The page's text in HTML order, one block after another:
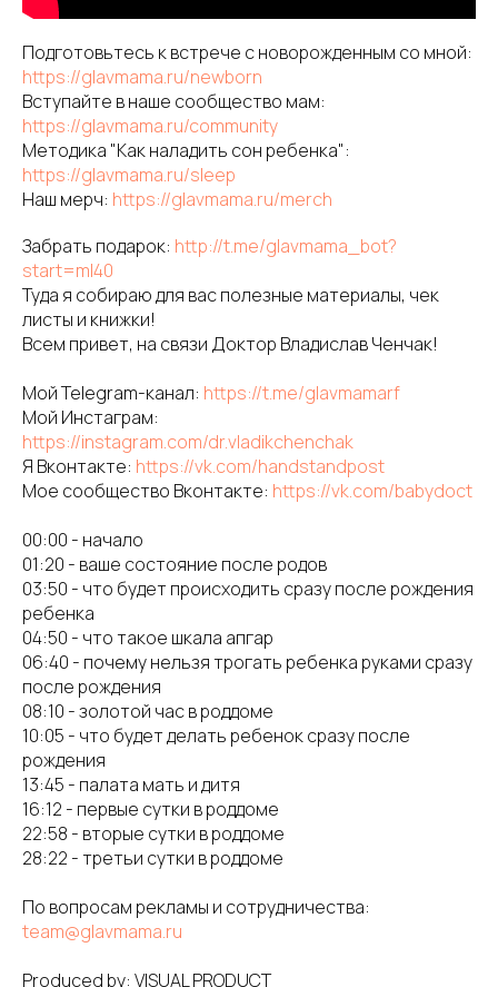
Подготовьтесь к встрече с новорожденным со мной:
https://glavmama.ru/newborn
Вступайте в наше сообщество мам:
https://glavmama.ru/community
Методика "Как наладить сон ребенка":
https://glavmama.ru/sleep
Наш мерч: https://glavmama.ru/merch
Забрать подарок: http://t.me/glavmama_bot?
start=ml40
Туда я собираю для вас полезные материалы, чек
листы и книжки!
Всем привет, на связи Доктор Владислав Ченчак!
Мой Telegram-канал: https://t.me/glavmamarf
Мой Инстаграм:
https://instagram.com/dr.vladikchenchak
Я Вконтакте: https://vk.com/handstandpost
Мое сообщество Вконтакте: https://vk.com/babydoct
00:00 - начало
01:20 - ваше состояние после родов
03:50 - что будет происходить сразу после рождения
ребенка
04:50 - что такое шкала апгар
06:40 - почему нельзя трогать ребенка руками сразу
после рождения
08:10 - золотой час в роддоме
10:05 - что будет делать ребенок сразу после
рождения
13:45 - палата мать и дитя
16:12 - первые сутки в роддоме
22:58 - вторые сутки в роддоме
28:22 - третьи сутки в роддоме
По вопросам рекламы и сотрудничества:
team@glavmama.ru
Produced by: VISUAL PRODUCT